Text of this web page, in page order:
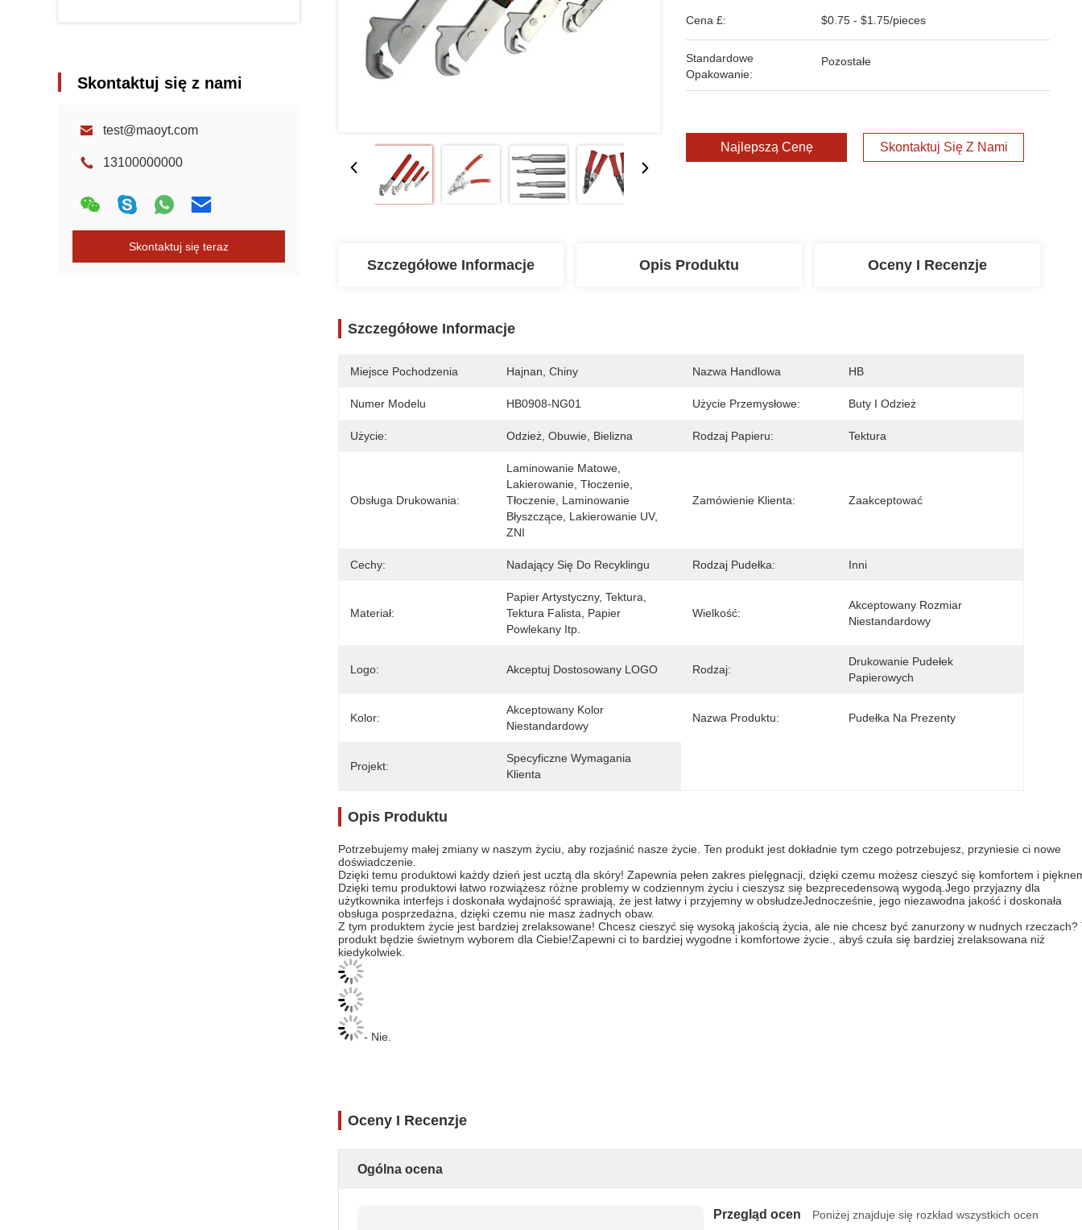
Skontaktuj się z nami
test@maoyt.com
13100000000
Skontaktuj się teraz
Cena £: $0.75 - $1.75/pieces
Standardowe
Opakowanie:
Pozostałe
Najlepszą Cenę Skontaktuj Się Z Nami
Szczegółowe Informacje Opis Produktu Oceny I Recenzje
Szczegółowe Informacje
Miejsce Pochodzenia Hajnan, Chiny Nazwa Handlowa HB
Numer Modelu HB0908-NG01 Użycie Przemysłowe: Buty I Odzież
Użycie: Odzież, Obuwie, Bielizna Rodzaj Papieru: Tektura
Obsługa Drukowania:
Laminowanie Matowe,
Lakierowanie, Tłoczenie,
Tłoczenie, Laminowanie
Błyszczące, Lakierowanie UV,
ZNI
Zamówienie Klienta: Zaakceptować
Cechy: Nadający Się Do Recyklingu Rodzaj Pudełka: Inni
Materiał:
Papier Artystyczny, Tektura,
Tektura Falista, Papier
Powlekany Itp.
Wielkość:
Akceptowany Rozmiar
Niestandardowy
Logo: Akceptuj Dostosowany LOGO Rodzaj:
Drukowanie Pudełek
Papierowych
Kolor:
Akceptowany Kolor
Niestandardowy
Nazwa Produktu: Pudełka Na Prezenty
Projekt:
Specyficzne Wymagania
Klienta
Opis Produktu
Potrzebujemy małej zmiany w naszym życiu, aby rozjaśnić nasze życie. Ten produkt jest dokładnie tym czego potrzebujesz, przyniesie ci nowe
doświadczenie.
Dzięki temu produktowi każdy dzień jest ucztą dla skóry! Zapewnia pełen zakres pielęgnacji, dzięki czemu możesz cieszyć się komfortem i
Dzięki temu produktowi łatwo rozwiążesz różne problemy w codziennym życiu i cieszysz się bezprecedensową wygodą.Jego przyjazny dla
użytkownika interfejs i doskonała wydajność sprawiają, że jest łatwy i przyjemny w obsłudzeJednocześnie, jego niezawodna jakość i doskonała
obsługa posprzedażna, dzięki czemu nie masz żadnych obaw.
Z tym produktem życie jest bardziej zrelaksowane! Chcesz cieszyć się wysoką jakością życia, ale nie chcesz być zanurzony w nudnych rzeczach?
produkt będzie świetnym wyborem dla Ciebie!Zapewni ci to bardziej wygodne i komfortowe życie., abyś czuła się bardziej zrelaksowana niż
kiedykolwiek.
- Nie.
Oceny I Recenzje
Ogólna ocena
Przegląd ocen
Poniżej znajduje się rozkład wszystkich ocen